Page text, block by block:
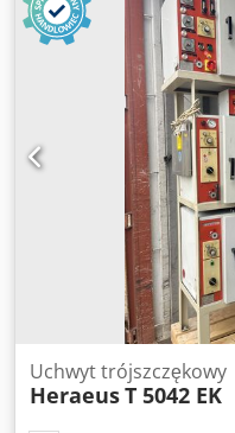
Uchwyt trójszczękowy
HeraeusT 5042 EK